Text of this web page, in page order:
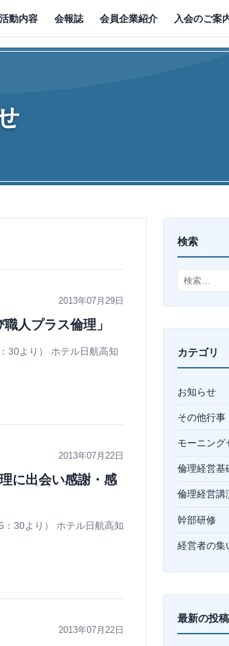
活動内容 会報誌 会員企業紹介 入会のご案
2013年07月29日
人プラス倫理」
30より） ホテル日航高知
2013年07月22日
に出会い感謝・感
30より） ホテル日航高知
2013年07月22日
検索
検
カテゴリ
お知らせ
その他行事
モーニング
倫理経営基
倫理経営講
幹部研修
経営者の集
最新の投稿